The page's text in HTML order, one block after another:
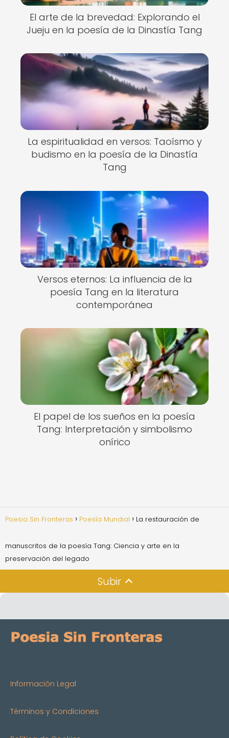
El arte de la brevedad: Explorando el
Jueju en la poesía de la Dinastía Tang
La espiritualidad en versos: Taoísmo y
budismo en la poesía de la Dinastía
Tang
Versos eternos: La influencia de la
poesía Tang en la literatura
contemporánea
El papel de los sueños en la poesía
Tang: Interpretación y simbolismo
onírico
Poesia Sin Fronteras Poesía Mundial La restauración de
manuscritos de la poesía Tang: Ciencia y arte en la
preservación del legado
Subir
Información Legal
Términos y Condiciones